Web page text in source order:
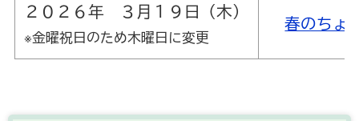
２０２６年 ３月１９日（木）
※金曜祝日のため木曜日に変更
春のちょ